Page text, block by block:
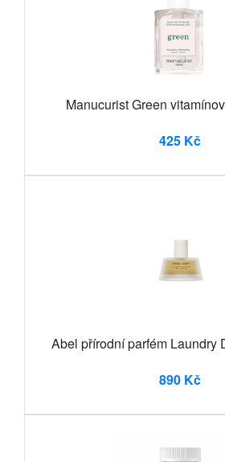
Manucurist Green
425 Kč
Abel přírodní parfém Laundry
890 Kč